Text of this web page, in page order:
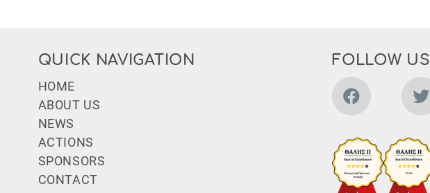
QUICK NAVIGATION
Subfooter Menu
HOME
ABOUT US
NEWS
ACTIONS
SPONSORS
CONTACT
FOLLOW US